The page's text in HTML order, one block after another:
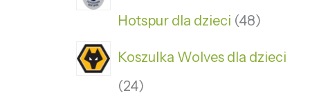
Hotspur dla dzieci 48
Koszulka Wolves dla dzieci
24